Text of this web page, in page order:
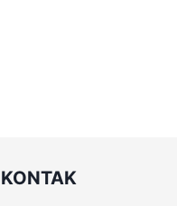
KONTAK